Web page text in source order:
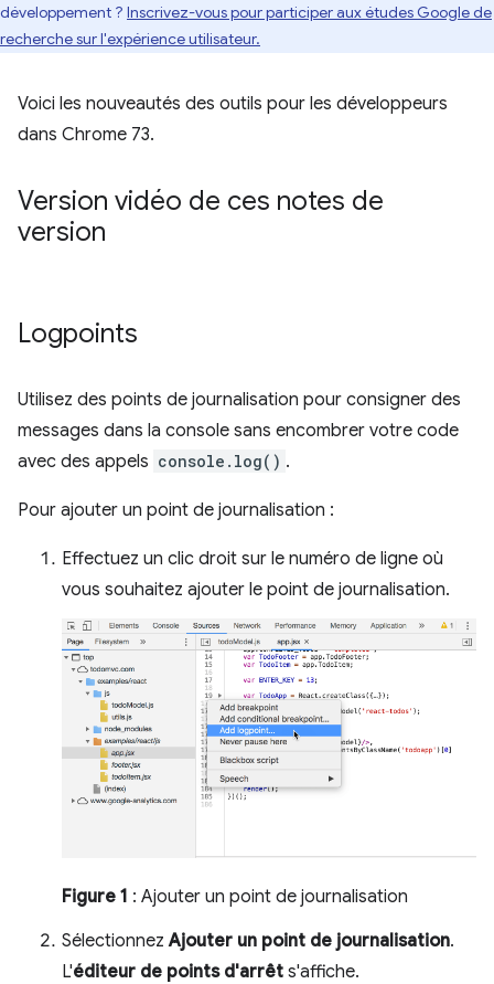
développement ? Inscrivez-vous pour participer aux études Google de
recherche sur l'expérience utilisateur.
Voici les nouveautés des outils pour les développeurs
dans Chrome 73.
Version vidéo de ces notes de
version
Logpoints
Utilisez des points de journalisation pour consigner des
messages dans la console sans encombrer votre code
avec des appels console.log() .
Pour ajouter un point de journalisation :
Effectuez un clic droit sur le numéro de ligne où
vous souhaitez ajouter le point de journalisation.
Figure 1 : Ajouter un point de journalisation
SélectionnezAjouter un point de journalisation.
L'éditeur de points d'arrêt s'affiche.